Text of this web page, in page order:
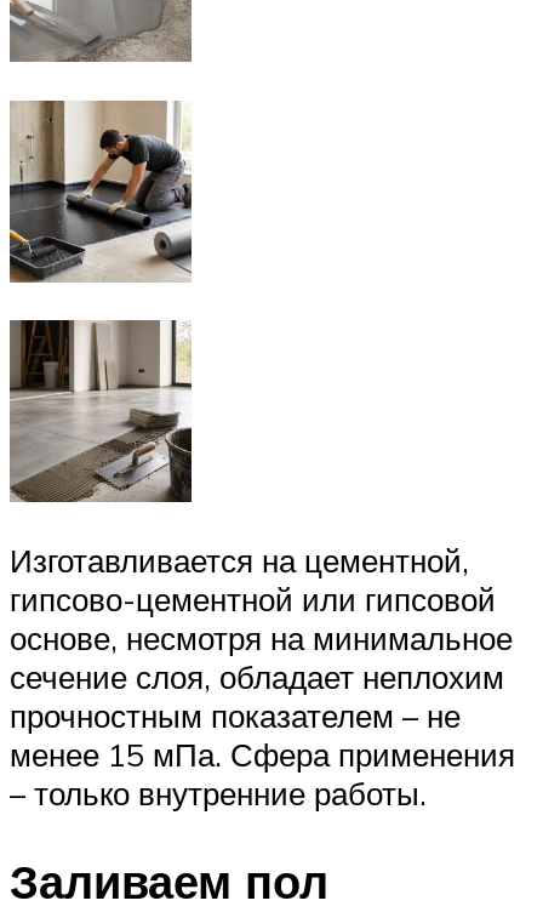
Изготавливается на цементной,
гипсово-цементной или гипсовой
основе, несмотря на минимальное
сечение слоя, обладает неплохим
прочностным показателем – не
менее 15 мПа. Сфера применения
– только внутренние работы.
Заливаем пол